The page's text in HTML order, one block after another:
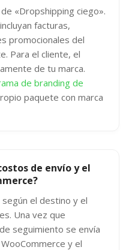
«Dropshipping ciego».
facturas,
promocionales del
Para el cliente, el
de tu marca.
de branding de
paquete con marca
de envío y el
el destino y el
Una vez que
seguimiento se envía
y el